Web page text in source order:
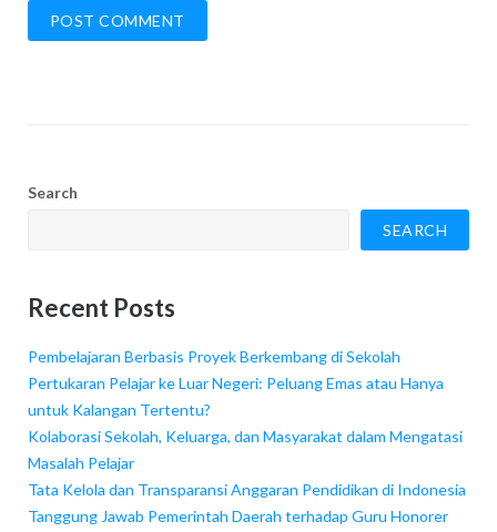
Search
SEARCH
Recent Posts
Pembelajaran Berbasis Proyek Berkembang di Sekolah
Pertukaran Pelajar ke Luar Negeri: Peluang Emas atau Hanya
untuk Kalangan Tertentu?
Kolaborasi Sekolah, Keluarga, dan Masyarakat dalam Mengatasi
Masalah Pelajar
Tata Kelola dan Transparansi Anggaran Pendidikan di Indonesia
Tanggung Jawab Pemerintah Daerah terhadap Guru Honorer